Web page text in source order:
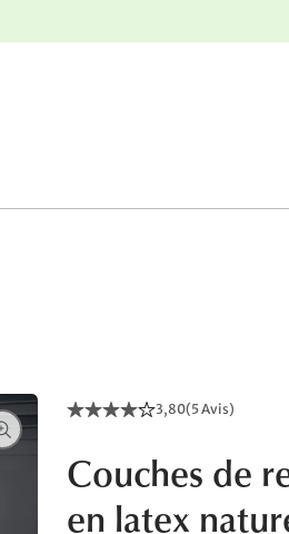
3,80(5 Avis)
Couches de
en latex